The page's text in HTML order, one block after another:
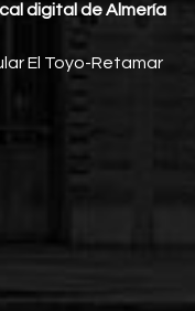
digital de Almería
El Toyo-Retamar